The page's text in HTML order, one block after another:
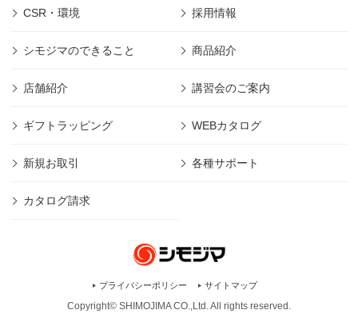
CSR・環境 採用情報
シモジマのできること 商品紹介
店舗紹介 講習会のご案内
ギフトラッピング WEBカタログ
新規お取引 各種サポート
カタログ請求
プライバシーポリシー サイトマップ
Copyright© SHIMOJIMA CO.,Ltd. All rights reserved.